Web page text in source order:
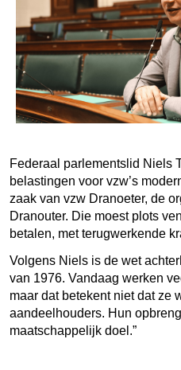
Federaal parlementslid Niels
belastingen voor vzw’s
zaak van vzw Dranoeter, de
Dranouter. Die moest plots
betalen, met terugwerkende
Volgens Niels is de wet
van 1976. Vandaag werken
maar dat betekent niet dat ze
aandeelhouders. Hun
maatschappelijk doel.”